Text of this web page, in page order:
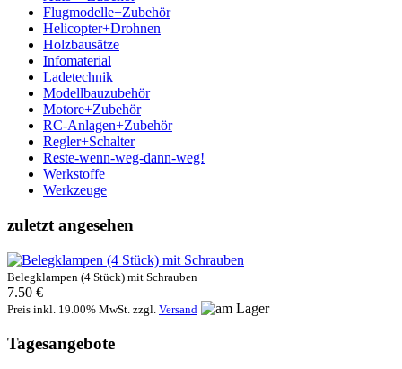
Flugmodelle+Zubehör
Helicopter+Drohnen
Holzbausätze
Infomaterial
Ladetechnik
Modellbauzubehör
Motore+Zubehör
RC-Anlagen+Zubehör
Regler+Schalter
Reste-wenn-weg-dann-weg!
Werkstoffe
Werkzeuge
zuletzt angesehen
Belegklampen (4 Stück) mit Schrauben
7.50 €
Preis inkl. 19.00% MwSt. zzgl. Versand
Tagesangebote